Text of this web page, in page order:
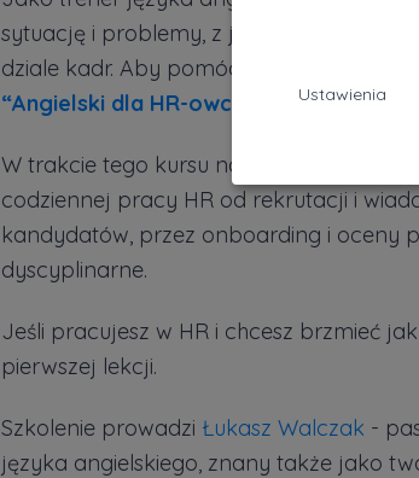
sytuację i problemy, z jakimi mają na co
dziale kadr. Aby pomóc Ci rozwiązać te
“Angielski dla HR-owców”
W trakcie tego kursu nauszysz się krok
codziennej pracy HR od rekrutacji i
kandydatów, przez onboarding i oceny
dyscyplinarne.
Jeśli pracujesz w HR i chcesz brzmieć
pierwszej lekcji.
Szkolenie prowadzi Łukasz Walczak -
języka angielskiego, znany także jako
Ustawienia